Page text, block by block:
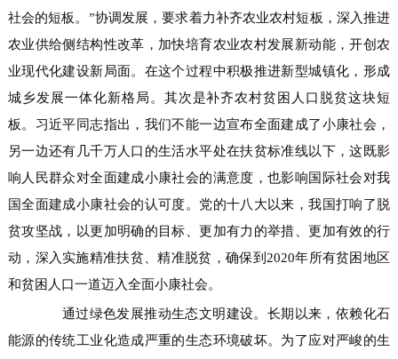
社会的短板。”协调发展，要求着力补齐农业农村短板，深入推进
农业供给侧结构性改革，加快培育农业农村发展新动能，开创农
业现代化建设新局面。在这个过程中积极推进新型城镇化，形成
城乡发展一体化新格局。其次是补齐农村贫困人口脱贫这块短
板。习近平同志指出，我们不能一边宣布全面建成了小康社会，
另一边还有几千万人口的生活水平处在扶贫标准线以下，这既影
响人民群众对全面建成小康社会的满意度，也影响国际社会对我
国全面建成小康社会的认可度。党的十八大以来，我国打响了脱
贫攻坚战，以更加明确的目标、更加有力的举措、更加有效的行
动，深入实施精准扶贫、精准脱贫，确保到2020年所有贫困地区
和贫困人口一道迈入全面小康社会。
通过绿色发展推动生态文明建设。长期以来，依赖化石
能源的传统工业化造成严重的生态环境破坏。为了应对严峻的生